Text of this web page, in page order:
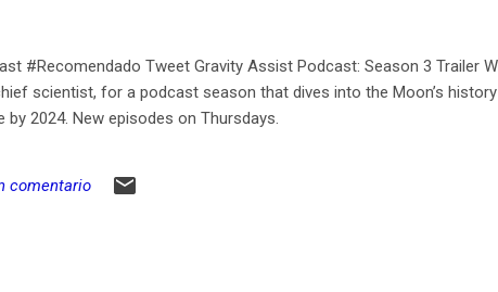
#Recomendado Tweet Gravity Assist Podcast: Season 3 Trailer
scientist, for a podcast season that dives into the Moon’s
by 2024. New episodes on Thursdays.
comentario